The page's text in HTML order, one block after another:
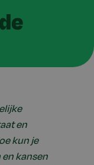
en
kun je
kansen